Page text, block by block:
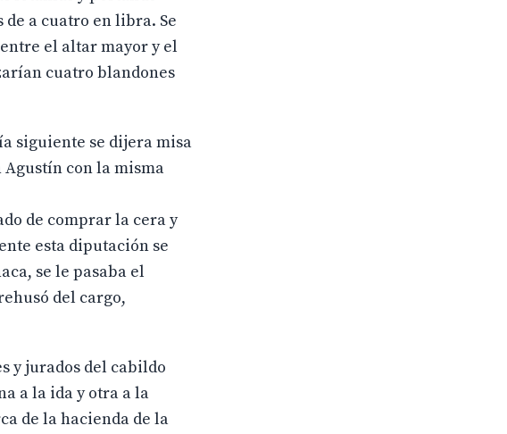
a cuatro en libra. Se
el altar mayor y el
cuatro blandones
siguiente se dijera misa
Agustín con la misma
de comprar la cera y
esta diputación se
se le pasaba el
del cargo,
y jurados del cabildo
a la ida y otra a la
de la hacienda de la